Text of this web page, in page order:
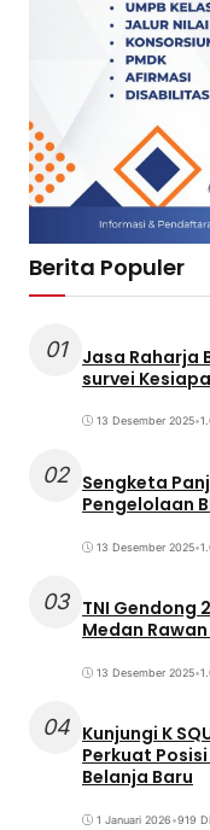
Berita Populer
01
Jasa Raharja
survei
13 Desember 2025•
02 Sengketa
Pengelolaan
13 Desember 2025•
03 TNI Gendong
Medan
13 Desember 2025•
04 Kunjungi K
Perkuat
Belanja Baru
1 Januari 2026•919